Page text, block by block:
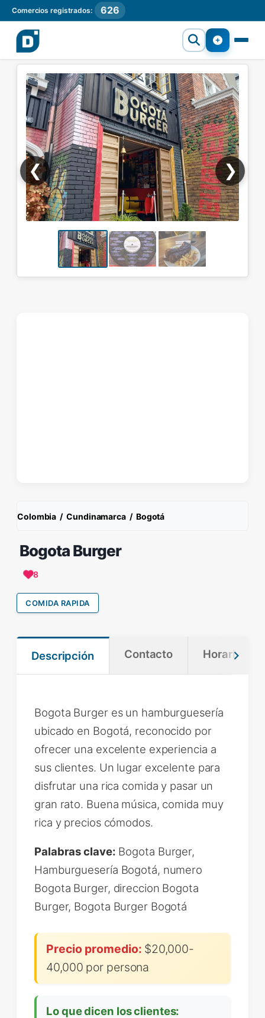
Comercios registrados: 626
❮ ❯
Colombia / Cundinamarca / Bogotá
Bogota Burger
8
COMIDA RAPIDA
Descripción Contacto Horario
Bogota Burger es un hamburguesería
ubicado en Bogotá, reconocido por
ofrecer una excelente experiencia a
sus clientes. Un lugar excelente para
disfrutar una rica comida y pasar un
gran rato. Buena música, comida muy
rica y precios cómodos.
Palabras clave: Bogota Burger,
Hamburguesería Bogotá, numero
Bogota Burger, direccion Bogota
Burger, Bogota Burger Bogotá
Precio promedio: $20,000-
40,000 por persona
Lo que dicen los clientes: